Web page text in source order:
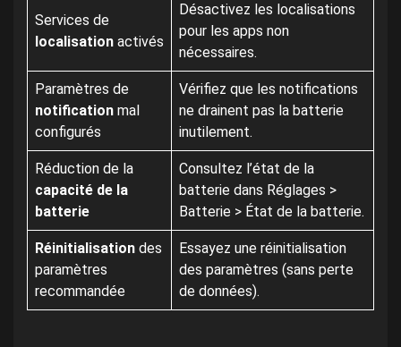
Services de
localisation activés
Désactivez les localisations
pour les apps non
nécessaires.
Paramètres de
notification mal
configurés
Vérifiez que les notifications
ne drainent pas la batterie
inutilement.
Réduction de la
capacité de la
batterie
Consultez l’état de la
batterie dans Réglages >
Batterie > État de la batterie.
Réinitialisation des
paramètres
recommandée
Essayez une réinitialisation
des paramètres (sans perte
de données).